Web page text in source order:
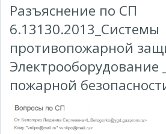
Разъяснение по СП
6.13130.2013_Системы
противопожарной
Электрооборудование
пожарной